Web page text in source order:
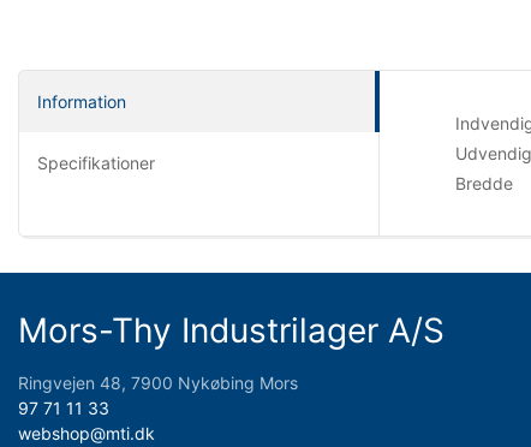
Information
Specifikationer
Bredde
Mors-Thy Industrilager A/S
Ringvejen 48, 7900 Nykøbing Mors
97 71 11 33
webshop@mti.dk